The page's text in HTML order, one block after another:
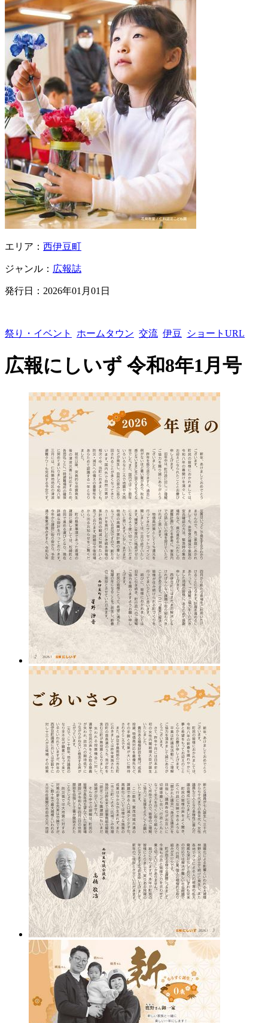
エリア： 西伊豆町
ジャンル： 広報誌
発行日： 2026年01月01日
祭り・イベント ホームタウン 交流 伊豆 ショートURL
広報にしいず 令和8年1月号